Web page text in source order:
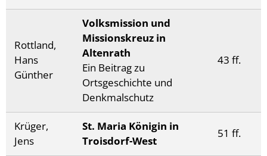
Rottland,
Hans
Günther
Volksmission und
Missionskreuz in
Altenrath
Ein Beitrag zu
Ortsgeschichte und
Denkmalschutz
43 ff.
Krüger,
Jens
St. Maria Königin in
Troisdorf-West
51 ff.